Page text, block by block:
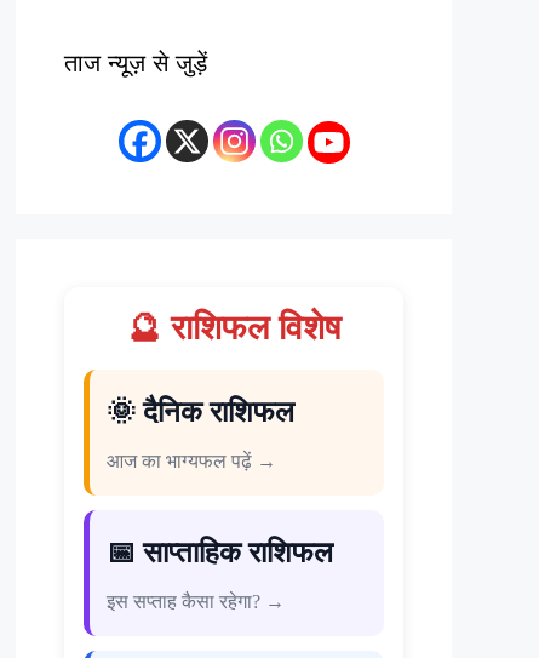
ताज न्यूज़ से जुड़ें
🔮 राशिफल विशेष
🌞 दैनिक राशिफल
आज का भाग्यफल पढ़ें →
📅 साप्ताहिक राशिफल
इस सप्ताह कैसा रहेगा? →